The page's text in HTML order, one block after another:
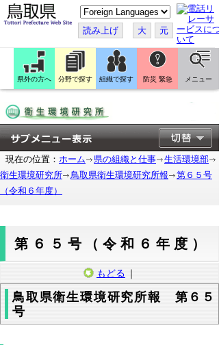
こ
の
ペ
ー
ジ
翻
訳
す
読み上げ 大 元
県外の方へ 分野で探す 組織で探す 防災 緊急 メニュー
現在の位置： ホーム 県の組織と仕事
生活環境部
衛生環境研究所
鳥取県衛生環境研究所報
第６５号
（令和６年度）
第６５号（令和６年度）
もどる ｜
鳥取県衛生環境研究所報 第６５
号